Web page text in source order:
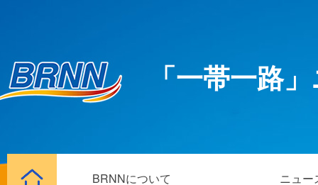
「一帯一路
BRNNについて ニュー